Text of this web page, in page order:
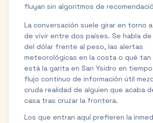
fluyan sin algoritmos de
La conversación suele girar en torno
de vivir entre dos países. Se habla de
del dólar frente al peso, las alertas
meteorológicas en la costa o qué tan
está la garita en San Ysidro en tiempo
flujo continuo de información útil
cruda realidad de alguien que acaba
casa tras cruzar la frontera.
Los que entran aquí prefieren la